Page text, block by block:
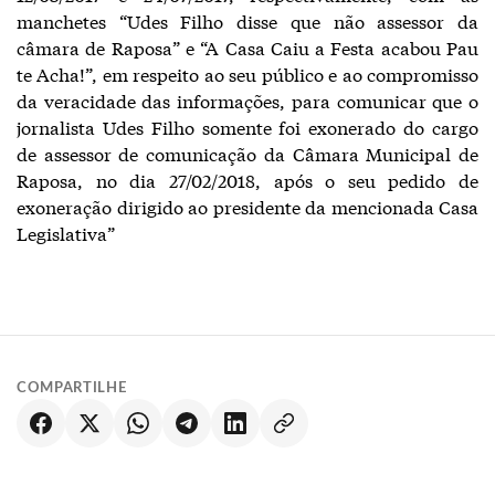
manchetes “Udes Filho disse que não assessor da
câmara de Raposa” e “A Casa Caiu a Festa acabou Pau
te Acha!”, em respeito ao seu público e ao compromisso
da veracidade das informações, para comunicar que o
jornalista Udes Filho somente foi exonerado do cargo
de assessor de comunicação da Câmara Municipal de
Raposa, no dia 27/02/2018, após o seu pedido de
exoneração dirigido ao presidente da mencionada Casa
Legislativa”
COMPARTILHE